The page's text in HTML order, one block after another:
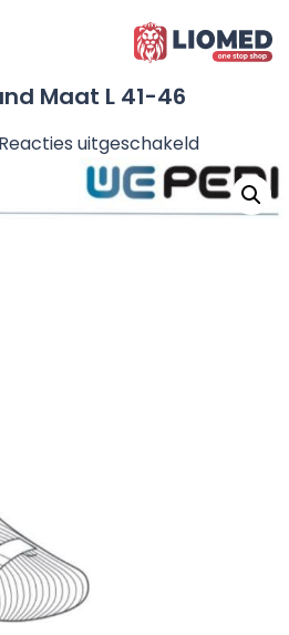
Maat L 41-46
Reacties uitgeschakeldvoor
WE
PEDI